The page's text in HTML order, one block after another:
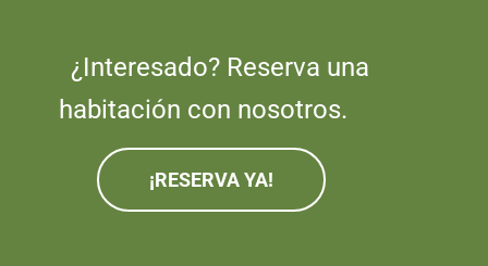
¿Interesado? Reserva una
habitación con nosotros.
¡RESERVA YA!